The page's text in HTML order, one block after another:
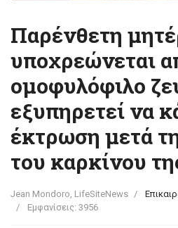
Παρένθετη
υποχρεώνεται
ομοφυλόφιλο
εξυπηρετεί να
έκτρωση μετά
του καρκίνου
Jean Mondoro, LifeSiteNews
Εμφανίσεις: 3956